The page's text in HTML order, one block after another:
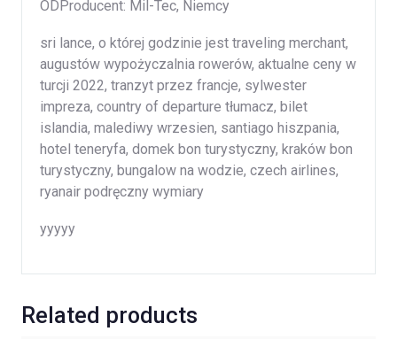
ODProducent: Mil-Tec, Niemcy
sri lance, o której godzinie jest traveling merchant,
augustów wypożyczalnia rowerów, aktualne ceny w
turcji 2022, tranzyt przez francje, sylwester
impreza, country of departure tłumacz, bilet
islandia, malediwy wrzesien, santiago hiszpania,
hotel teneryfa, domek bon turystyczny, kraków bon
turystyczny, bungalow na wodzie, czech airlines,
ryanair podręczny wymiary
yyyyy
Related products